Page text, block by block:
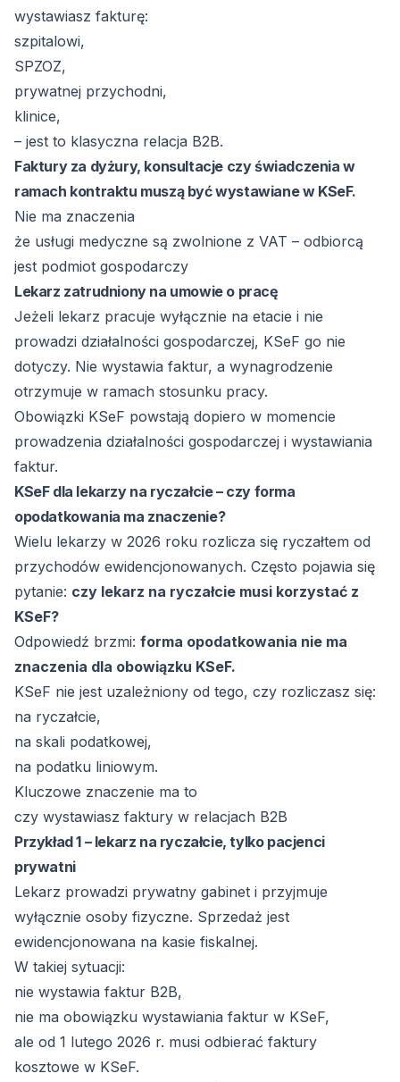
wystawiasz fakturę:
szpitalowi,
SPZOZ,
prywatnej przychodni,
klinice,
– jest to klasyczna relacja B2B.
Faktury za dyżury, konsultacje czy świadczenia w
ramach kontraktu muszą być wystawiane w KSeF.
Nie ma znaczenia
że usługi medyczne są zwolnione z VAT – odbiorcą
jest podmiot gospodarczy
Lekarz zatrudniony na umowie o pracę
Jeżeli lekarz pracuje wyłącznie na etacie i nie
prowadzi działalności gospodarczej, KSeF go nie
dotyczy. Nie wystawia faktur, a wynagrodzenie
otrzymuje w ramach stosunku pracy.
Obowiązki KSeF powstają dopiero w momencie
prowadzenia działalności gospodarczej i wystawiania
faktur.
KSeF dla lekarzy na ryczałcie – czy forma
opodatkowania ma znaczenie?
Wielu lekarzy w 2026 roku rozlicza się ryczałtem od
przychodów ewidencjonowanych. Często pojawia się
pytanie: czy lekarz na ryczałcie musi korzystać z
KSeF?
Odpowiedź brzmi: forma opodatkowania nie ma
znaczenia dla obowiązku KSeF.
KSeF nie jest uzależniony od tego, czy rozliczasz się:
na ryczałcie,
na skali podatkowej,
na podatku liniowym.
Kluczowe znaczenie ma to
czy wystawiasz faktury w relacjach B2B
Przykład 1 – lekarz na ryczałcie, tylko pacjenci
prywatni
Lekarz prowadzi prywatny gabinet i przyjmuje
wyłącznie osoby fizyczne. Sprzedaż jest
ewidencjonowana na kasie fiskalnej.
W takiej sytuacji:
nie wystawia faktur B2B,
nie ma obowiązku wystawiania faktur w KSeF,
ale od 1 lutego 2026 r. musi odbierać faktury
kosztowe w KSeF.